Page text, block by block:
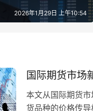
2026年1月29日 上午10:54
国际期货市场
本文从国际期货
货品种的价格传